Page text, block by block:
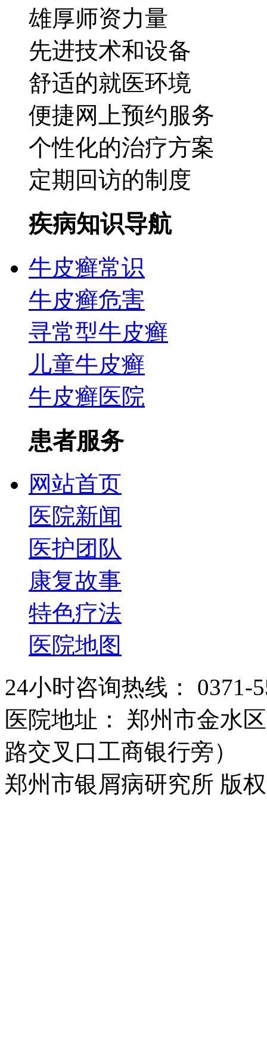
雄厚师资力量
先进技术和设备
舒适的就医环境
便捷网上预约服务
个性化的治疗方案
定期回访的制度
疾病知识导航
牛皮癣常识
牛皮癣危害
寻常型牛皮癣
儿童牛皮癣
牛皮癣医院
患者服务
网站首页
医院新闻
医护团队
康复故事
特色疗法
医院地图
24小时咨询热线： 0371-
医院地址： 郑州市金水
路交叉口工商银行旁）
郑州市银屑病研究所 版